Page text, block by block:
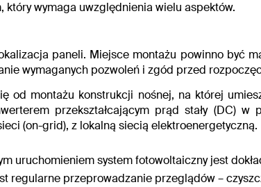
który wymaga uwzględnienia wielu aspektów.
paneli. Miejsce montażu powinno być
wymaganych pozwoleń i zgód przed
od montażu konstrukcji nośnej, na której
przekształcającym prąd stały (DC)
(on-grid), z lokalną siecią elektroenergetyczną.
uruchomieniem system fotowoltaiczny jest
regularne przeprowadzanie przeglądów –